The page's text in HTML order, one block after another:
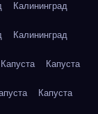
Калининград
Калининград
Капуста Капуста
Капуста